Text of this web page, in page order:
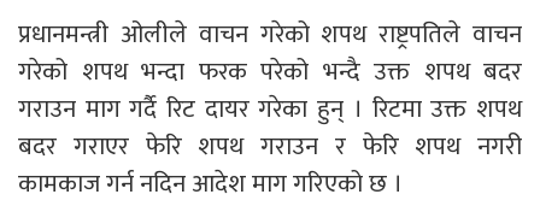
प्रधानमन्त्री ओलीले वाचन गरेको शपथ राष्ट्रपतिले वाचन
गरेको शपथ भन्दा फरक परेको भन्दै उक्त शपथ बदर
गराउन माग गर्दै रिट दायर गरेका हुन् । रिटमा उक्त शपथ
बदर गराएर फेरि शपथ गराउन र फेरि शपथ नगरी
कामकाज गर्न नदिन आदेश माग गरिएको छ ।